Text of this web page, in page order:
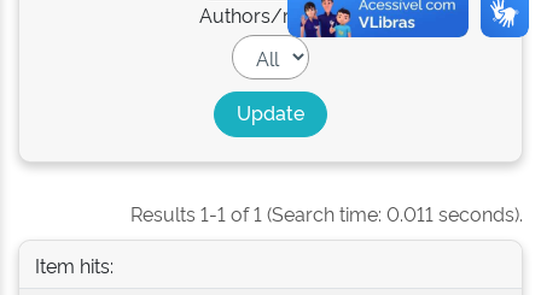
Authors/record
Results 1-1 of 1 (Search time: 0.011 seconds).
Item hits: